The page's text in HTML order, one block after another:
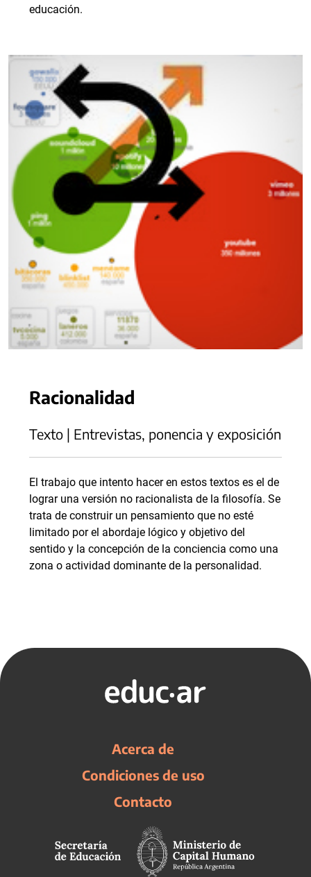
educación.
Racionalidad
Texto | Entrevistas, ponencia y exposición
El trabajo que intento hacer en estos textos es el de
lograr una versión no racionalista de la filosofía. Se
trata de construir un pensamiento que no esté
limitado por el abordaje lógico y objetivo del
sentido y la concepción de la conciencia como una
zona o actividad dominante de la personalidad.
Acerca de
Condiciones de uso
Contacto